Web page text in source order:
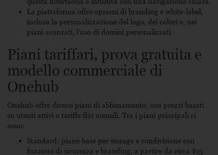
La piattaforma offre opzioni di branding e white-label,
inclusa la personalizzazione del logo, dei colori e, nei
piani avanzati, l’uso di domini personalizzati.
Piani tariffari, prova gratuita e
modello commerciale di
Onehub
Onehub offre diversi piani di abbonamento, con prezzi basati
su utenti attivi o tariffe flat mensili. Tra i piani principali ci
sono:
Standard: piano base per storage e condivisione con
funzioni di sicurezza e branding, a partire da circa $15